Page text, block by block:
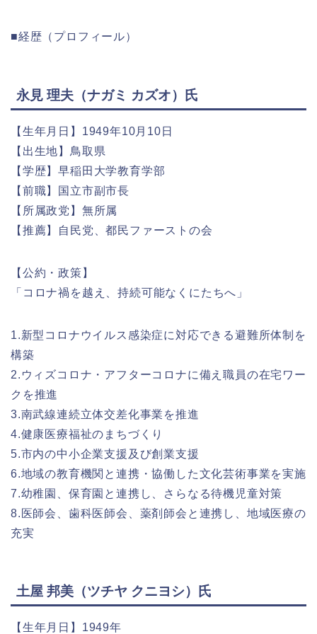
■経歴（プロフィール）
永見 理夫（ナガミ カズオ）氏
【生年月日】1949年10月10日
【出生地】鳥取県
【学歴】早稲田大学教育学部
【前職】国立市副市長
【所属政党】無所属
【推薦】自民党、都民ファーストの会
【公約・政策】
「コロナ禍を越え、持続可能なくにたちへ」
1.新型コロナウイルス感染症に対応できる避難所体制を
構築
2.ウィズコロナ・アフターコロナに備え職員の在宅ワー
クを推進
3.南武線連続立体交差化事業を推進
4.健康医療福祉のまちづくり
5.市内の中小企業支援及び創業支援
6.地域の教育機関と連携・協働した文化芸術事業を実施
7.幼稚園、保育園と連携し、さらなる待機児童対策
8.医師会、歯科医師会、薬剤師会と連携し、地域医療の
充実
土屋 邦美（ツチヤ クニヨシ）氏
【生年月日】1949年